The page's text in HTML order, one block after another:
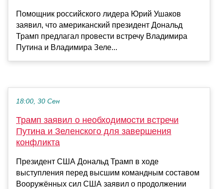
Помощник российского лидера Юрий Ушаков
заявил, что американский президент Дональд
Трамп предлагал провести встречу Владимира
Путина и Владимира Зеле...
18:00, 30 Сен
Трамп заявил о необходимости встречи
Путина и Зеленского для завершения
конфликта
Президент США Дональд Трамп в ходе
выступления перед высшим командным составом
Вооружённых сил США заявил о продолжении